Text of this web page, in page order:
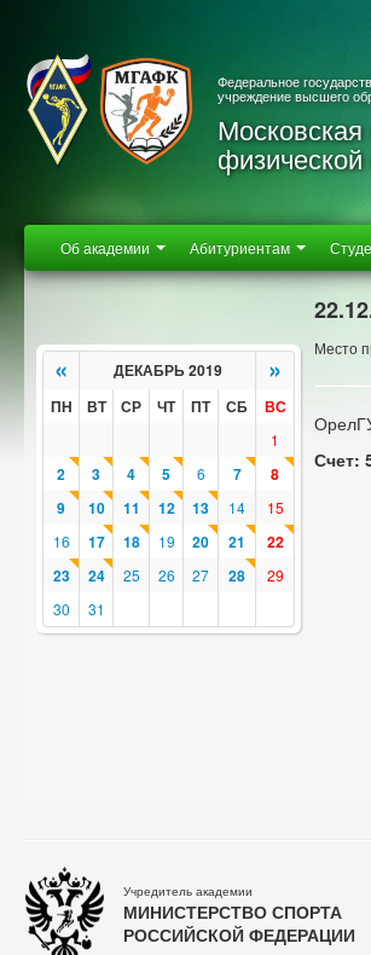
Федеральное
учреждение высшего
Московская
физической
Об академии Абитуриентам
« ДЕКАБРЬ 2019 »
ПН ВТ СР ЧТ ПТ СБ ВС
1
2 3 4 5 6 7
8
9
10 11 12 13 14
15
16
17 18 19 20 21
22
23
24 25 26 27 28
29
30
31
Место
Счет:
Учредитель академии
МИНИСТЕРСТВО СПОРТА
РОССИЙСКОЙ ФЕДЕРАЦИИ